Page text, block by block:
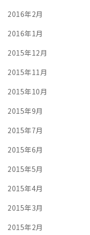
2016年2月
2016年1月
2015年12月
2015年11月
2015年10月
2015年9月
2015年7月
2015年6月
2015年5月
2015年4月
2015年3月
2015年2月